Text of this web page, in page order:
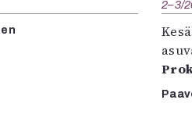
2–3/